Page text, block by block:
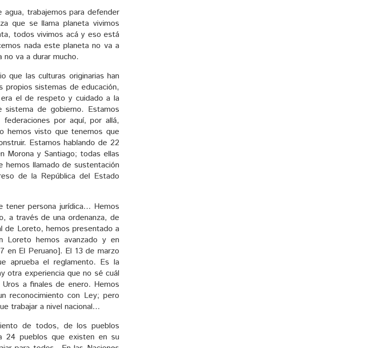
trabajemos para defender
que se llama planeta vivimos
todos vivimos acá y eso está
nada este planeta no va a
va a durar mucho.
que las culturas originarias han
propios sistemas de educación,
el de respeto y cuidado a la
de gobierno. Estamos
por aquí, por allá,
hemos visto que tenemos que
Estamos hablando de 22
Morona y Santiago; todas ellas
hemos llamado de sustentación
de la República del Estado
tener persona jurídica… Hemos
a través de una ordenanza, de
de Loreto, hemos presentado a
Loreto hemos avanzado y en
en El Peruano]. El 13 de marzo
aprueba el reglamento. Es la
otra experiencia que no sé cuál
a finales de enero. Hemos
reconocimiento con Ley; pero
trabajar a nivel nacional…
de todos, de los pueblos
24 pueblos que existen en su